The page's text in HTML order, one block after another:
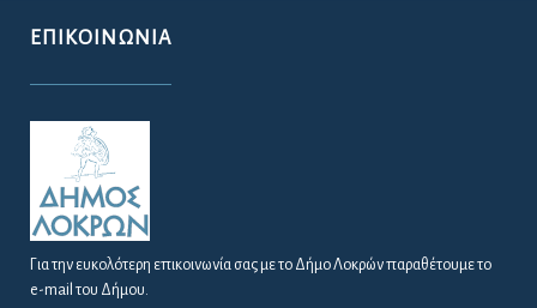
ΕΠΙΚΟΙΝΩΝΊΑ
Για την ευκολότερη επικοινωνία σας με το Δήμο Λοκρών παραθέτουμε το
e-mail του Δήμου.